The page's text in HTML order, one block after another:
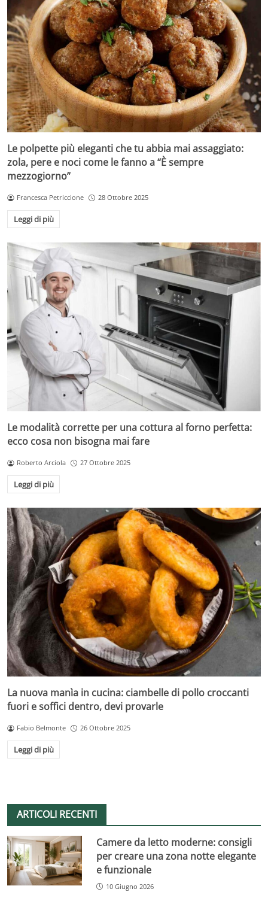
Le polpette più eleganti che tu abbia mai assaggiato:
zola, pere e noci come le fanno a “È sempre
mezzogiorno”
Francesca Petriccione 28 Ottobre 2025
Leggi di più
Le modalità corrette per una cottura al forno perfetta:
ecco cosa non bisogna mai fare
Roberto Arciola 27 Ottobre 2025
Leggi di più
La nuova manìa in cucina: ciambelle di pollo croccanti
fuori e soffici dentro, devi provarle
Fabio Belmonte 26 Ottobre 2025
Leggi di più
ARTICOLI RECENTI
Camere da letto moderne: consigli
per creare una zona notte elegante
e funzionale
10 Giugno 2026